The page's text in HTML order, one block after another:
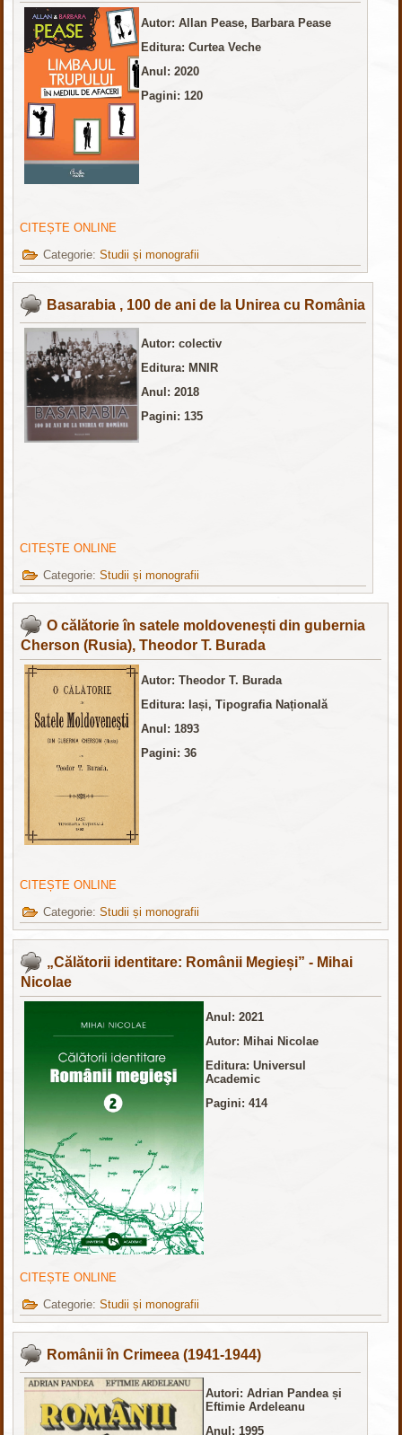
Autor:Allan Pease, Barbara Pease
Editura: Curtea Veche
Anul: 2020
Pagini: 120
CITEȘTE ONLINE
Categorie:Studii și monografii
Basarabia , 100 de ani de la Unirea cu România
Autor: colectiv
Editura: MNIR
Anul: 2018
Pagini: 135
CITEȘTE ONLINE
Categorie:Studii și monografii
O călătorie în satele moldovenești din gubernia
Cherson (Rusia), Theodor T. Burada
Autor: Theodor T. Burada
Editura: Iași, Tipografia Națională
Anul: 1893
Pagini: 36
CITEȘTE ONLINE
Categorie:Studii și monografii
„Călătorii identitare: Românii Megieși” - Mihai
Nicolae
Anul: 2021
Autor: Mihai Nicolae
Editura: Universul
Academic
Pagini: 414
CITEȘTE ONLINE
Categorie:Studii și monografii
Românii în Crimeea (1941-1944)
Autori: Adrian Pandea și
Eftimie Ardeleanu
Anul: 1995